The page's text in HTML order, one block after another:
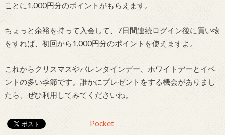
ことに1,000円分のポイントがもらえます。
ちょっと余裕を持って入会して、7日間連続ログイン後に買い物
をすれば、初回から1,000円分のポイントを使えますよ。
これからクリスマスやバレンタインデー、ホワイトデーとイベ
ントの多い季節です。誰かにプレゼントをする機会がありまし
たら、ぜひ利用してみてくださいね。
Pocket